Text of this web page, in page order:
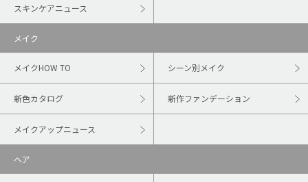
スキンケアニュース
メイク
メイクHOW TO シーン別メイク
新色カタログ 新作ファンデーション
メイクアップニュース
ヘア